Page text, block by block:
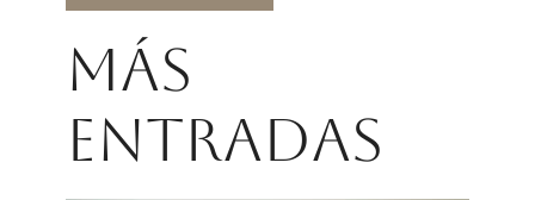
Más
entradas